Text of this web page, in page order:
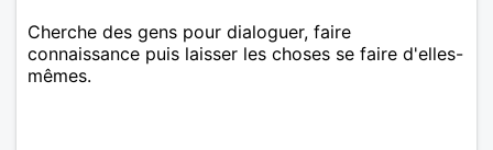
Cherche des gens pour dialoguer, faire
connaissance puis laisser les choses se faire d'elles-
mêmes.